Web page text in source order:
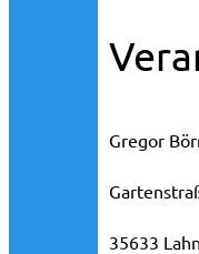
Gregor
35633